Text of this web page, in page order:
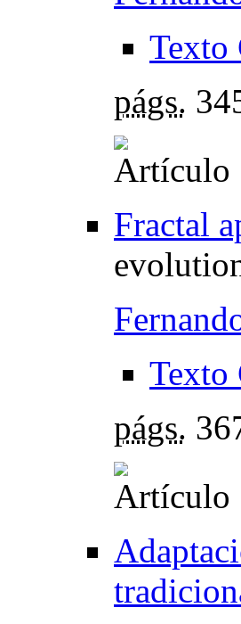
Texto
págs.
Fractal
Texto
págs.